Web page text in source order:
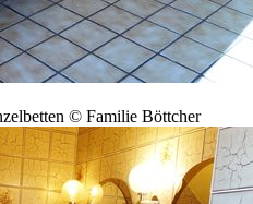
© Familie Böttcher